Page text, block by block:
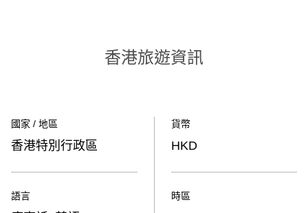
香港旅遊資訊
國家 / 地區
香港特別行政區
語言
貨幣
HKD
時區